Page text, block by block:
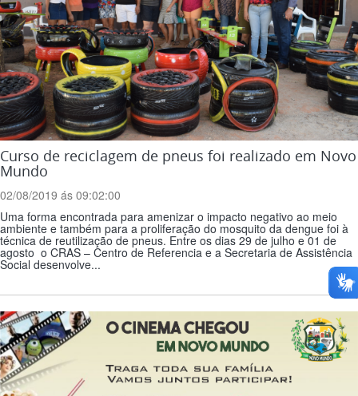
Curso de reciclagem de pneus foi realizado em Novo
Mundo
02/08/2019 ás 09:02:00
Uma forma encontrada para amenizar o impacto negativo ao meio
ambiente e também para a proliferação do mosquito da dengue foi à
técnica de reutilização de pneus. Entre os dias 29 de julho e 01 de
agosto o CRAS – Centro de Referencia e a Secretaria de Assistência
Social desenvolve...